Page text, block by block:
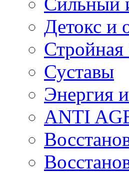
Детокс и
Стройная
Суставы
Энергия
ANTI